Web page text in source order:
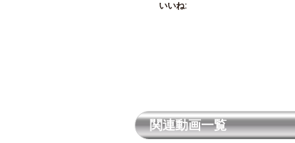
いいね:
関連動画一覧